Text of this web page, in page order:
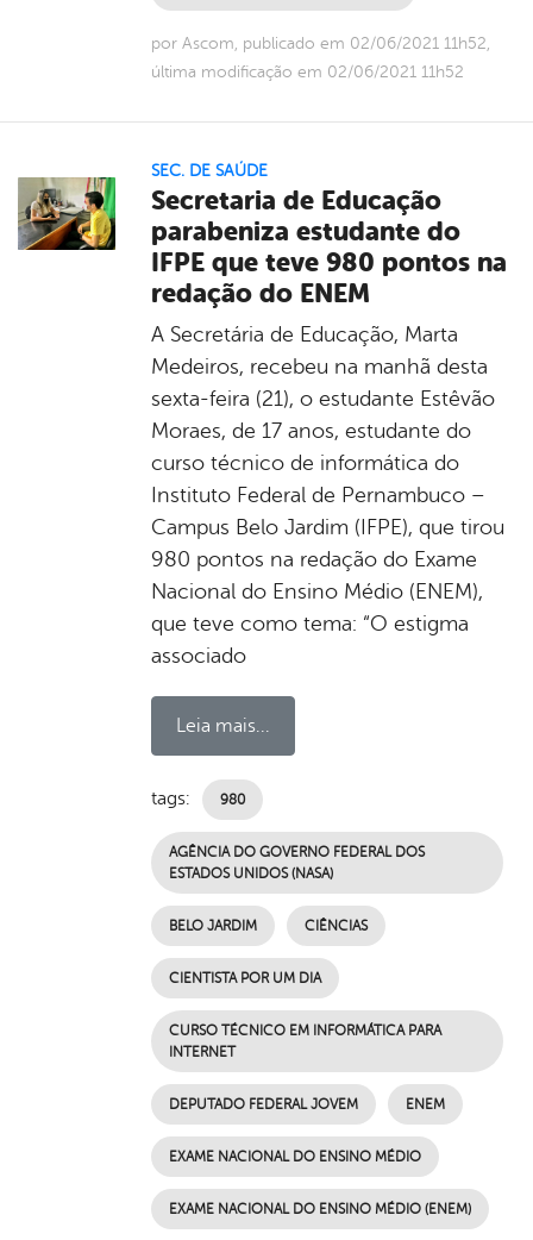
por Ascom, publicado em 02/06/2021 11h52,
última modificação em 02/06/2021 11h52
SEC. DE SAÚDE
Secretaria de Educação
parabeniza estudante do
IFPE que teve 980 pontos na
redação do ENEM
A Secretária de Educação, Marta
Medeiros, recebeu na manhã desta
sexta-feira (21), o estudante Estêvão
Moraes, de 17 anos, estudante do
curso técnico de informática do
Instituto Federal de Pernambuco –
Campus Belo Jardim (IFPE), que tirou
980 pontos na redação do Exame
Nacional do Ensino Médio (ENEM),
que teve como tema: “O estigma
associado
Leia mais...
tags: 980
AGÊNCIA DO GOVERNO FEDERAL DOS
ESTADOS UNIDOS (NASA)
BELO JARDIM CIÊNCIAS
CIENTISTA POR UM DIA
CURSO TÉCNICO EM INFORMÁTICA PARA
INTERNET
DEPUTADO FEDERAL JOVEM ENEM
EXAME NACIONAL DO ENSINO MÉDIO
EXAME NACIONAL DO ENSINO MÉDIO (ENEM)